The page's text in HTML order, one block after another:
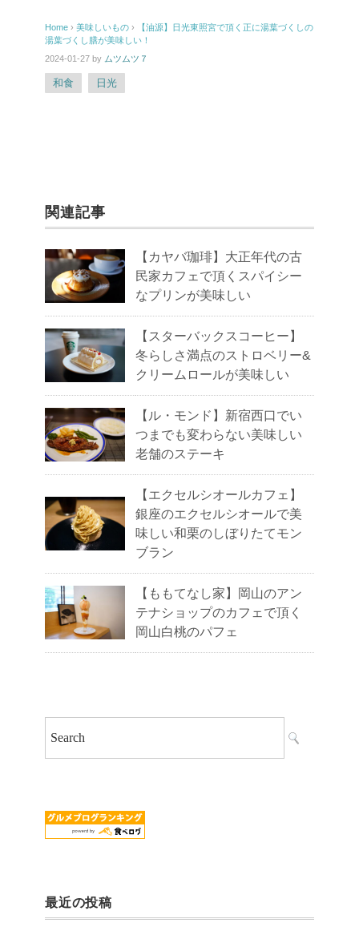
Home › 美味しいもの ›
【油源】日光東照宮で頂く正に湯葉づくしの
湯葉づくし膳が美味しい！
2024-01-27 by ムツムツ７
和食 日光
関連記事
【カヤバ珈琲】大正年代の古
民家カフェで頂くスパイシー
なプリンが美味しい
【スターバックスコーヒー】
冬らしさ満点のストロベリー&
クリームロールが美味しい
【ル・モンド】新宿西口でい
つまでも変わらない美味しい
老舗のステーキ
【エクセルシオールカフェ】
銀座のエクセルシオールで美
味しい和栗のしぼりたてモン
ブラン
【ももてなし家】岡山のアン
テナショップのカフェで頂く
岡山白桃のパフェ
最近の投稿